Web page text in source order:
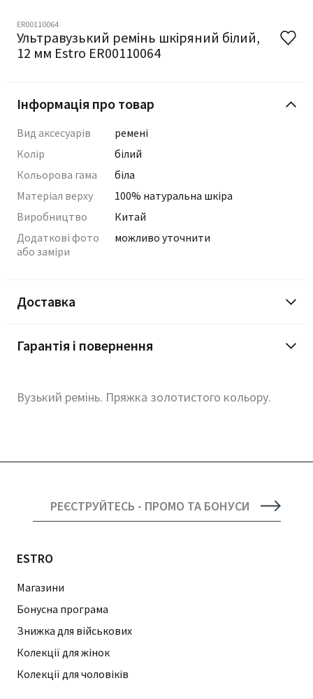
ER00110064
Ультравузький ремінь шкіряний білий,
12 мм Estro ER00110064
Інформація про товар
Вид аксесуарів
ремені
Колір
білий
Кольорова гама
біла
Матеріал верху
100% натуральна шкіра
Виробництво
Китай
Додаткові фото
або заміри
можливо уточнити
Доставка
Гарантія і повернення
Вузький ремінь. Пряжка золотистого кольору.
РЕЄСТРУЙТЕСЬ - ПРОМО ТА БОНУСИ
ESTRO
Магазини
Бонусна програма
Знижка для військових
Колекції для жінок
Колекції для чоловіків